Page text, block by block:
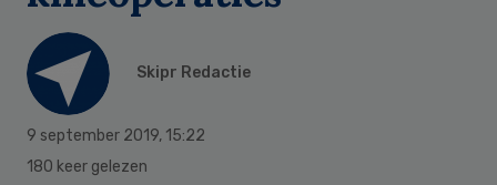
Skipr Redactie
9 september 2019, 15:22
180 keer gelezen